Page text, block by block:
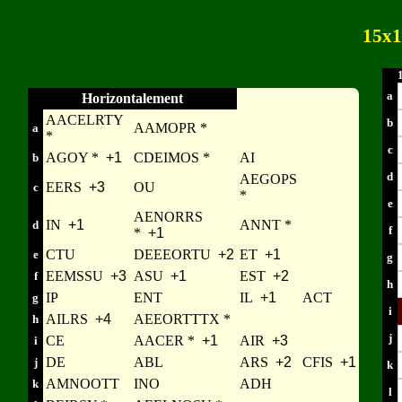
Horizontalement
a
AACELRTY
*
AAMOPR *
b AGOY * +1 CDEIMOS * AI
c EERS +3 OU
AEGOPS
*
d IN +1
AENORRS
* +1
ANNT *
e CTU DEEEORTU +2 ET +1
f EEMSSU +3 ASU +1 EST +2
g IP ENT IL +1 ACT
h AILRS +4 AEEORTTTX *
i CE AACER * +1 AIR +3
j DE ABL ARS +2 CFIS +1
k AMNOOTT INO ADH
a
b
c
d
e
f
g
h
i
j
k
l